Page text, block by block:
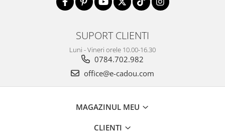
SUPORT CLIENTI
Luni - Vineri orele 10.00-16.30
0784.702.982
office@e-cadou.com
MAGAZINUL MEU
CLIENTI